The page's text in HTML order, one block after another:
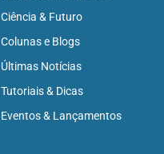
Ciência & Futuro
Colunas e Blogs
Últimas Notícias
Tutoriais & Dicas
Eventos & Lançamentos